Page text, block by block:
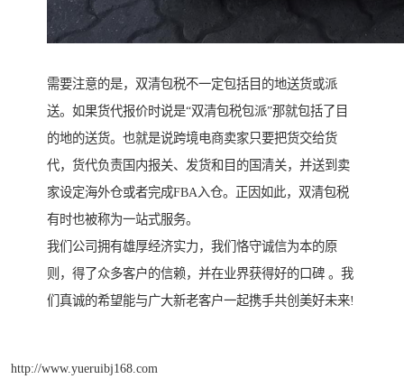
需要注意的是，双清包税不一定包括目的地送货或派
送。如果货代报价时说是“双清包税包派”那就包括了目
的地的送货。也就是说跨境电商卖家只要把货交给货
代，货代负责国内报关、发货和目的国清关，并送到卖
家设定海外仓或者完成FBA入仓。正因如此，双清包税
有时也被称为一站式服务。
我们公司拥有雄厚经济实力，我们恪守诚信为本的原
则，得了众多客户的信赖，并在业界获得好的口碑 。我
们真诚的希望能与广大新老客户一起携手共创美好未来!
http://www.yueruibj168.com